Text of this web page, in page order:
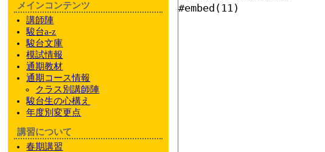
メインコンテンツ
講師陣
駿台a-z
駿台文庫
模試情報
通期教材
通期 コース情報
クラス別講師陣
駿台生の心構え
年度別変更点
講習について
春期講習